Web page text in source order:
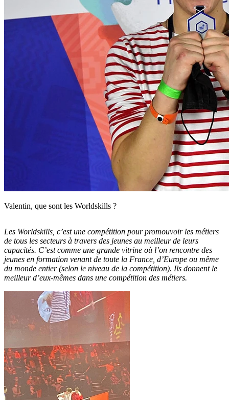
Valentin, que sont les Worldskills ?
Les Worldskills, c’est une compétition pour promouvoir les métiers
de tous les secteurs à travers des jeunes au meilleur de leurs
capacités. C’est comme une grande vitrine où l’on rencontre des
jeunes en formation venant de toute la France, d’Europe ou même
du monde entier (selon le niveau de la compétition). Ils donnent le
meilleur d’eux-mêmes dans une compétition des métiers.